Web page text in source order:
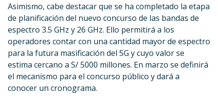
Asimismo, cabe destacar que se ha completado la etapa
de planificación del nuevo concurso de las bandas de
espectro 3.5 GHz y 26 GHz. Ello permitirá a los
operadores contar con una cantidad mayor de espectro
para la futura masificación del 5G y cuyo valor se
estima cercano a S/ 5000 millones. En marzo se definirá
el mecanismo para el concurso público y dará a
conocer un cronograma.